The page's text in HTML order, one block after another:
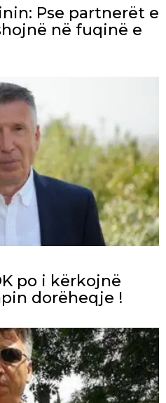
Pse partnerët e
në fuqinë e
po i kërkojnë
dorëheqje !